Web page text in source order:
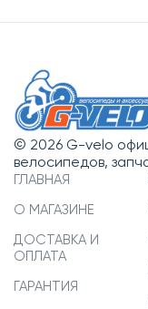
© 2026 G-velo
велосипедов,
ГЛАВНАЯ
О МАГАЗИНЕ
ДОСТАВКА И
ОПЛАТА
ГАРАНТИЯ